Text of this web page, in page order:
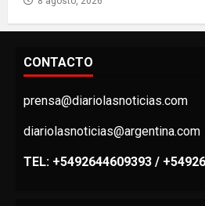
CONTACTO
prensa@diariolasnoticias.com
diariolasnoticias@argentina.com
TEL: +5492644609393 /